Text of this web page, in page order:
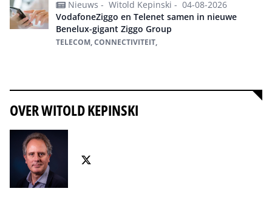
Nieuws - Witold Kepinski - 04-08-2026
VodafoneZiggo en Telenet samen in nieuwe
Benelux-gigant Ziggo Group
TELECOM, CONNECTIVITEIT,
OVER WITOLD KEPINSKI